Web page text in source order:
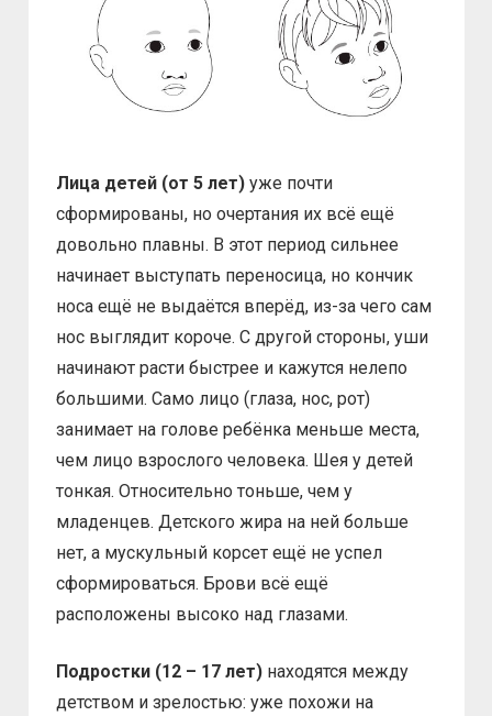
Лица детей (от 5 лет) уже почти
сформированы, но очертания их всё ещё
довольно плавны. В этот период сильнее
начинает выступать переносица, но кончик
носа ещё не выдаётся вперёд, из-за чего сам
нос выглядит короче. С другой стороны, уши
начинают расти быстрее и кажутся нелепо
большими. Само лицо (глаза, нос, рот)
занимает на голове ребёнка меньше места,
чем лицо взрослого человека. Шея у детей
тонкая. Относительно тоньше, чем у
младенцев. Детского жира на ней больше
нет, а мускульный корсет ещё не успел
сформироваться. Брови всё ещё
расположены высоко над глазами.
Подростки (12 – 17 лет) находятся между
детством и зрелостью: уже похожи на